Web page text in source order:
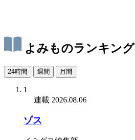
よみものランキング
24時間 週間 月間
1
連載 2026.08.06
ゾス